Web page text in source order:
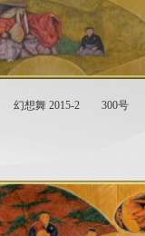
幻想舞 2015-2 300号